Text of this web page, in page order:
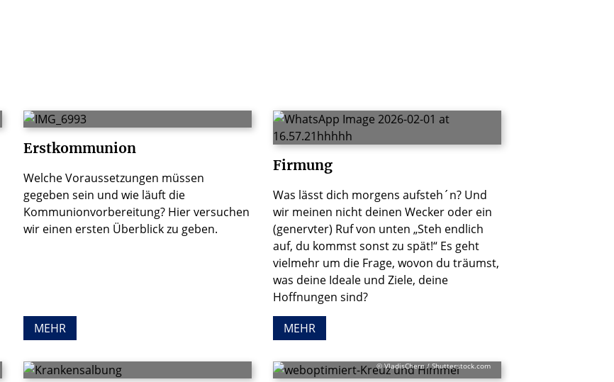
Erstkommunion
Welche Voraussetzungen müssen
gegeben sein und wie läuft die
Kommunionvorbereitung? Hier versuchen
wir einen ersten Überblick zu geben.
MEHR
Firmung
Was lässt dich morgens aufsteh´n? Und
wir meinen nicht deinen Wecker oder ein
(genervter) Ruf von unten „Steh endlich
auf, du kommst sonst zu spät!“ Es geht
vielmehr um die Frage, wovon du träumst,
was deine Ideale und Ziele, deine
Hoffnungen sind?
MEHR
© VladisChern / Shutterstock.com